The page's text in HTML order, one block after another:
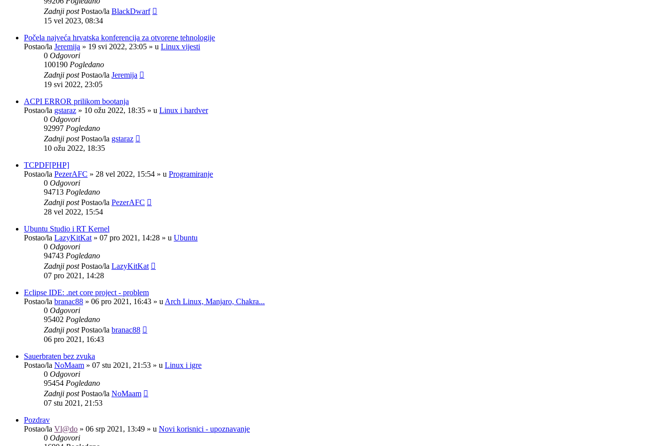
Zadnji postPostao/la BlackDwarf
15 vel 2023, 08:34
Počela najveća hrvatska konferencija za otvorene tehnologije
Postao/la Jeremija » 19 svi 2022, 23:05 » u Linux vijesti
0 Odgovori
100190 Pogledano
Zadnji postPostao/la Jeremija
19 svi 2022, 23:05
ACPI ERROR prilikom bootanja
Postao/la gstaraz » 10 ožu 2022, 18:35 » u Linux i hardver
0 Odgovori
92997 Pogledano
Zadnji postPostao/la gstaraz
10 ožu 2022, 18:35
TCPDF[PHP]
Postao/la PezerAFC » 28 vel 2022, 15:54 » u Programiranje
0 Odgovori
94713 Pogledano
Zadnji postPostao/la PezerAFC
28 vel 2022, 15:54
Ubuntu Studio i RT Kernel
Postao/la LazyKitKat » 07 pro 2021, 14:28 » u Ubuntu
0 Odgovori
94743 Pogledano
Zadnji postPostao/la LazyKitKat
07 pro 2021, 14:28
Eclipse IDE: .net core project - problem
Postao/la branac88 » 06 pro 2021, 16:43 » u Arch Linux, Manjaro, Chakra...
0 Odgovori
95402 Pogledano
Zadnji postPostao/la branac88
06 pro 2021, 16:43
Sauerbraten bez zvuka
Postao/la NoMaam » 07 stu 2021, 21:53 » u Linux i igre
0 Odgovori
95454 Pogledano
Zadnji postPostao/la NoMaam
07 stu 2021, 21:53
Pozdrav
Postao/la Vl@do » 06 srp 2021, 13:49 » u Novi korisnici - upoznavanje
0 Odgovori